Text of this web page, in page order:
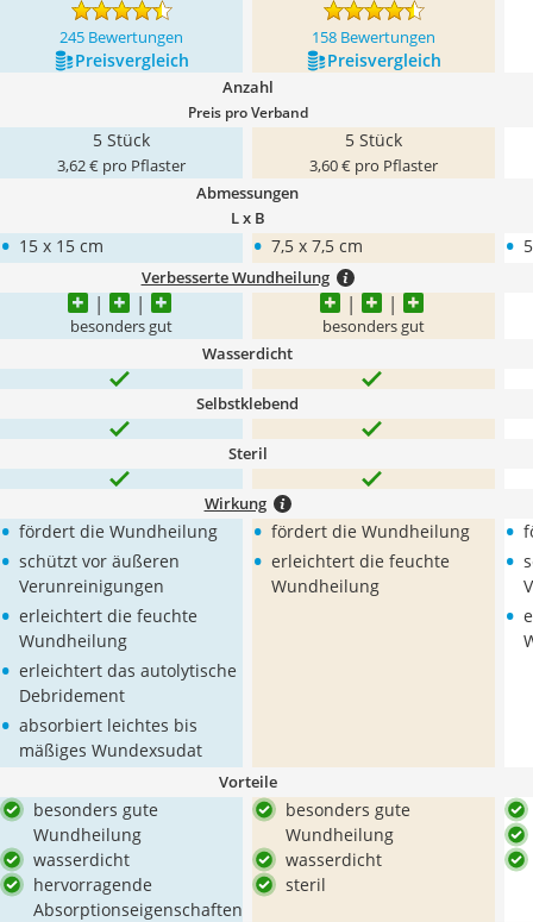
245 Bewertungen 158 Bewertungen
Preis­vergleich Preis­vergleich
Anzahl
Preis pro Verband
5 Stück
3,62 € pro Pflaster
5 Stück
3,60 € pro Pflaster
Abmessungen
L x B
• 15 x 15 cm • 7,5 x 7,5 cm •
Verbesserte Wundheilung
besonders gut besonders gut
Wasserdicht
Selbstklebend
Steril
Wirkung
• fördert die Wundheilung
• schützt vor äußeren
Verunreinigungen
• erleichtert die feuchte
Wundheilung
• erleichtert das autolytische
Debridement
• absorbiert leichtes bis
mäßiges Wundexsudat
• fördert die Wundheilung
• erleichtert die feuchte
Wundheilung
•
•
•
Vorteile
besonders gute
Wundheilung
wasserdicht
hervorragende
Absorptionseigenschaften
besonders gute
Wundheilung
wasserdicht
steril